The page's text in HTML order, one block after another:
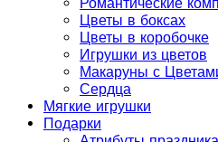
Цветы в боксах
Цветы в коробочке
Игрушки из цветов
Макаруны с
Сердца
Мягкие игрушки
Подарки